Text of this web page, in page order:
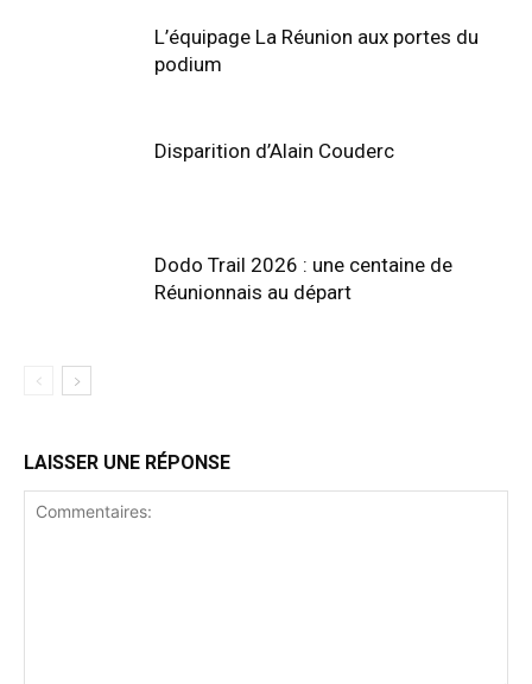
L’équipage La Réunion aux portes du
podium
Disparition d’Alain Couderc
Dodo Trail 2026 : une centaine de
Réunionnais au départ
LAISSER UNE RÉPONSE